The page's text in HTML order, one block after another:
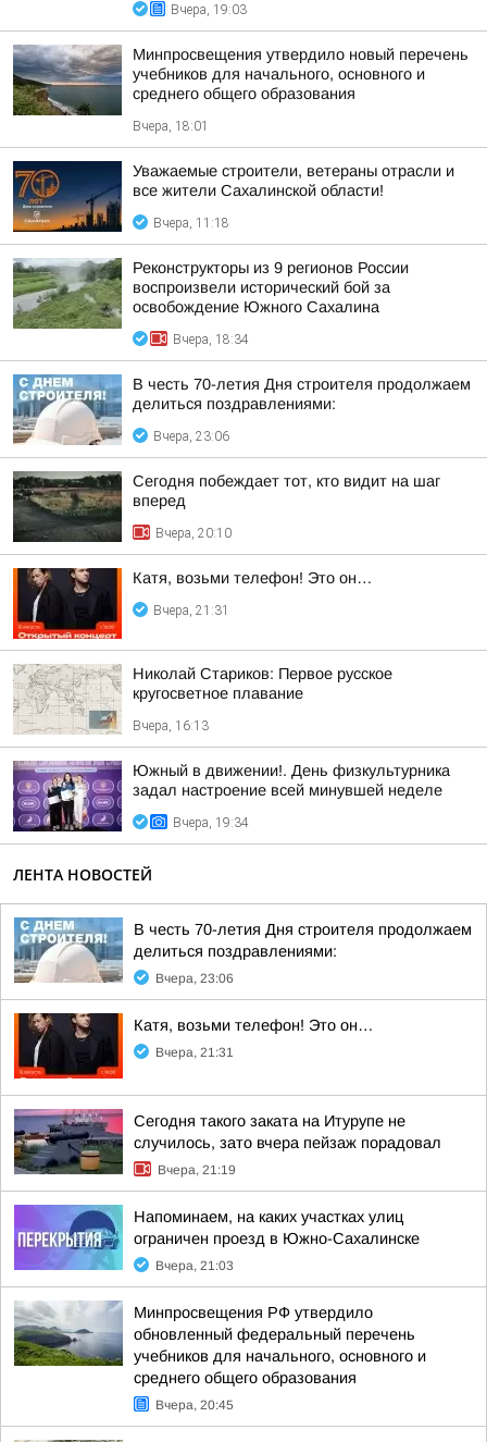
Вчера, 19:03
Минпросвещения утвердило новый перечень
учебников для начального, основного и
среднего общего образования
Вчера, 18:01
Уважаемые строители, ветераны отрасли и
все жители Сахалинской области!
Вчера, 11:18
Реконструкторы из 9 регионов России
воспроизвели исторический бой за
освобождение Южного Сахалина
Вчера, 18:34
В честь 70-летия Дня строителя продолжаем
делиться поздравлениями:
Вчера, 23:06
Сегодня побеждает тот, кто видит на шаг
вперед
Вчера, 20:10
Катя, возьми телефон! Это он…
Вчера, 21:31
Николай Стариков: Первое русское
кругосветное плавание
Вчера, 16:13
Южный в движении!. День физкультурника
задал настроение всей минувшей неделе
Вчера, 19:34
ЛЕНТА НОВОСТЕЙ
В честь 70-летия Дня строителя продолжаем
делиться поздравлениями:
Вчера, 23:06
Катя, возьми телефон! Это он…
Вчера, 21:31
Сегодня такого заката на Итурупе не
случилось, зато вчера пейзаж порадовал
Вчера, 21:19
Напоминаем, на каких участках улиц
ограничен проезд в Южно-Сахалинске
Вчера, 21:03
Минпросвещения РФ утвердило
обновленный федеральный перечень
учебников для начального, основного и
среднего общего образования
Вчера, 20:45